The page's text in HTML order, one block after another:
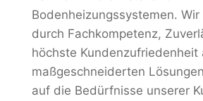
Bodenheizungssystemen.
durch Fachkompetenz,
höchste Kundenzufriedenheit
maßgeschneiderten
auf die Bedürfnisse unserer